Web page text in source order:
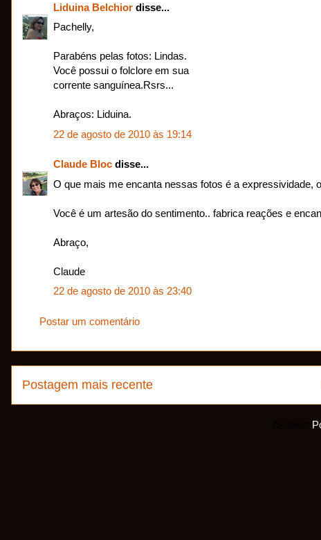
Liduina Belchior disse...
Pachelly,
Parabéns pelas fotos: Lindas.
Você possui o folclore em sua
corrente sanguínea.Rsrs...
Abraços: Liduina.
22 de agosto de 2010 às 19:14
Claude Bloc disse...
O que mais me encanta nessas fotos é a expressividade,
Você é um artesão do sentimento.. fabrica reações e
Abraço,
Claude
22 de agosto de 2010 às 23:40
Postar um comentário
Postagem mais recente